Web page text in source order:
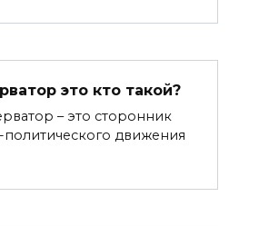
это кто такой?
– это сторонник
движения